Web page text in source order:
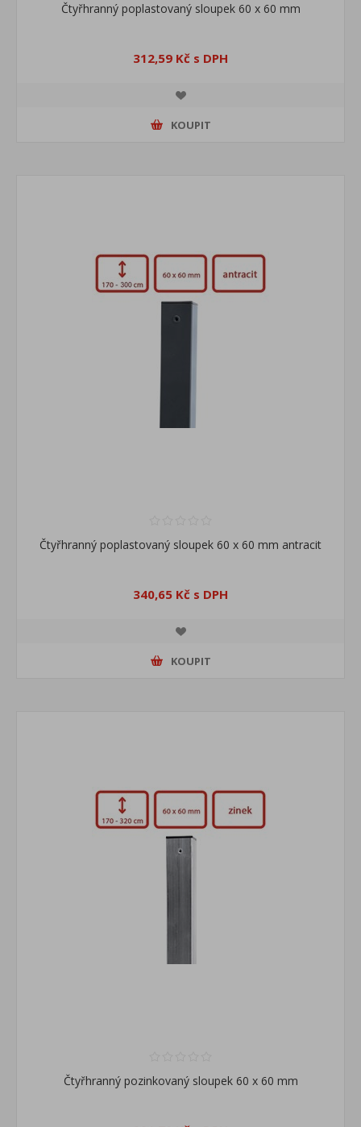
Čtyřhranný poplastovaný sloupek 60 x 60 mm
312,59 Kč s DPH
KOUPIT
Čtyřhranný poplastovaný sloupek 60 x 60 mm antracit
340,65 Kč s DPH
KOUPIT
Čtyřhranný pozinkovaný sloupek 60 x 60 mm